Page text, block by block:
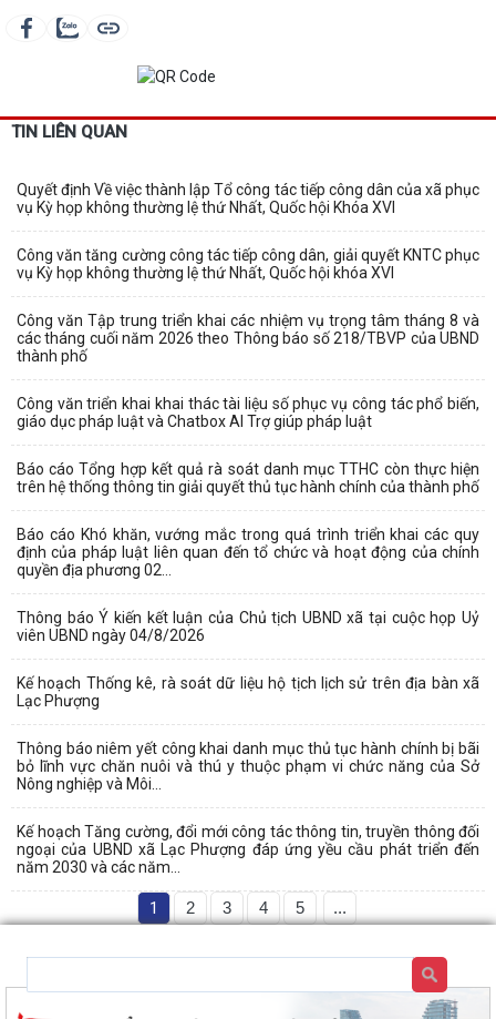
TIN LIÊN QUAN
Quyết định Về việc thành lập Tổ công tác tiếp công dân của xã phục
vụ Kỳ họp không thường lệ thứ Nhất, Quốc hội Khóa XVI
Công văn tăng cường công tác tiếp công dân, giải quyết KNTC phục
vụ Kỳ họp không thường lệ thứ Nhất, Quốc hội khóa XVI
Công văn Tập trung triển khai các nhiệm vụ trọng tâm tháng 8 và
các tháng cuối năm 2026 theo Thông báo số 218/TBVP của UBND
thành phố
Công văn triển khai khai thác tài liệu số phục vụ công tác phổ biến,
giáo dục pháp luật và Chatbox AI Trợ giúp pháp luật
Báo cáo Tổng hợp kết quả rà soát danh mục TTHC còn thực hiện
trên hệ thống thông tin giải quyết thủ tục hành chính của thành phố
Báo cáo Khó khăn, vướng mắc trong quá trình triển khai các quy
định của pháp luật liên quan đến tổ chức và hoạt động của chính
quyền địa phương 02...
Thông báo Ý kiến kết luận của Chủ tịch UBND xã tại cuộc họp Uỷ
viên UBND ngày 04/8/2026
Kế hoạch Thống kê, rà soát dữ liệu hộ tịch lịch sử trên địa bàn xã
Lạc Phượng
Thông báo niêm yết công khai danh mục thủ tục hành chính bị bãi
bỏ lĩnh vực chăn nuôi và thú y thuộc phạm vi chức năng của Sở
Nông nghiệp và Môi...
Kế hoạch Tăng cường, đổi mới công tác thông tin, truyền thông đối
ngoại của UBND xã Lạc Phượng đáp ứng yều cầu phát triển đến
năm 2030 và các năm...
1 2 3 4 5 ...